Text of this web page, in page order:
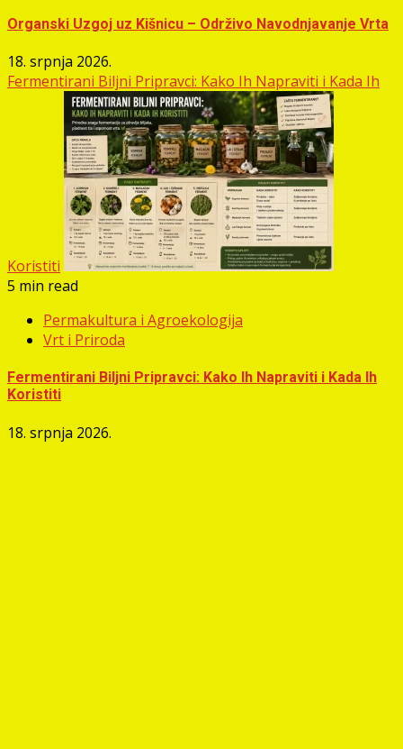
Organski Uzgoj uz Kišnicu – Održivo Navodnjavanje Vrta
18. srpnja 2026.
Fermentirani Biljni Pripravci: Kako Ih Napraviti i Kada Ih
Koristiti
5 min read
Permakultura i Agroekologija
Vrt i Priroda
Fermentirani Biljni Pripravci: Kako Ih Napraviti i Kada Ih
Koristiti
18. srpnja 2026.